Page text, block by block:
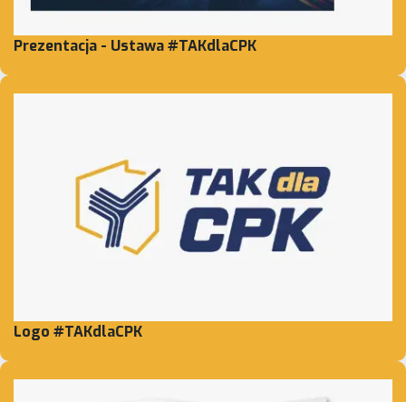
Prezentacja - Ustawa #TAKdlaCPK
Logo #TAKdlaCPK